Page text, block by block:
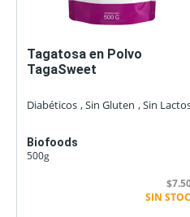
Tagatosa en Polvo
TagaSweet
Diabéticos , Sin Gluten , Sin
Biofoods
500g
SIN